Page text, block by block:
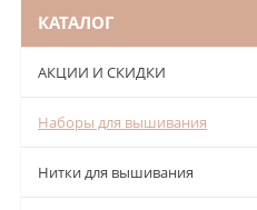
КАТАЛОГ
АКЦИИ И СКИДКИ
Наборы для вышивания
Нитки для вышивания